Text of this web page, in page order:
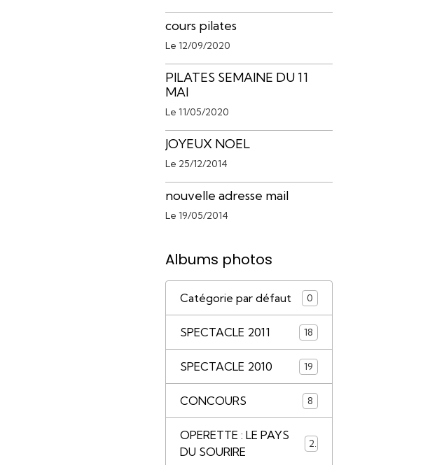
cours pilates
Le 12/09/2020
PILATES SEMAINE DU 11
MAI
Le 11/05/2020
JOYEUX NOEL
Le 25/12/2014
nouvelle adresse mail
Le 19/05/2014
Albums photos
Catégorie par défaut 0
SPECTACLE 2011 18
SPECTACLE 2010 19
CONCOURS 8
OPERETTE : LE PAYS
DU SOURIRE
2